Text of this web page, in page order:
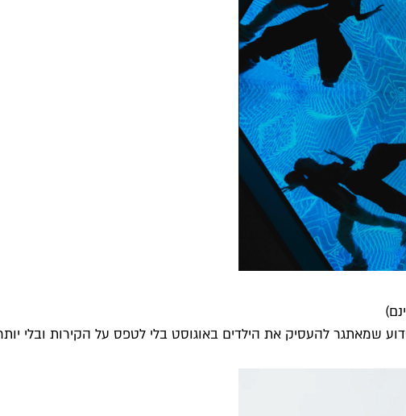
שמאתגר להעסיק את הילדים באוגוסט בלי לטפס על הקירות ובלי